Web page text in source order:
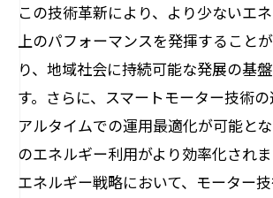
この技術革新により、より少ないエ
上のパフォーマンスを発揮すること
り、地域社会に持続可能な発展の基
す。さらに、スマートモーター技術
アルタイムでの運用最適化が可能と
のエネルギー利用がより効率化され
エネルギー戦略において、モーター